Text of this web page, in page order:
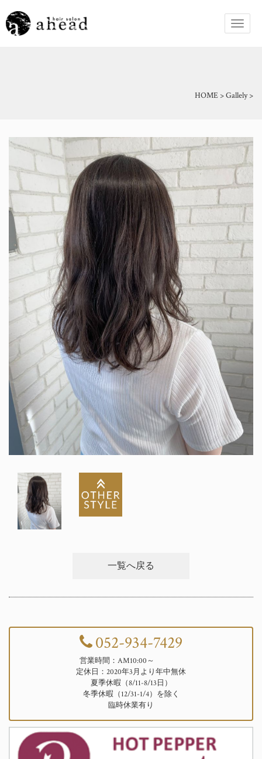
HOME >Gallely>
一覧へ戻る
052-934-7429
営業時間：AM10:00～
定休日：2020年3月より年中無休
夏季休暇（8/11-8/13日）
冬季休暇（12/31-1/4）を除く
臨時休業有り